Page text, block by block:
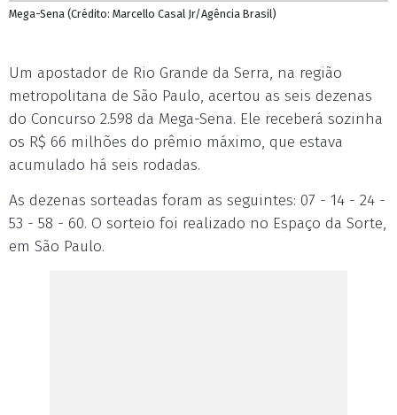
Mega-Sena (Crédito: Marcello Casal Jr/Agência Brasil)
Um apostador de Rio Grande da Serra, na região
metropolitana de São Paulo, acertou as seis dezenas
do Concurso 2.598 da Mega-Sena. Ele receberá sozinha
os R$ 66 milhões do prêmio máximo, que estava
acumulado há seis rodadas.
As dezenas sorteadas foram as seguintes: 07 - 14 - 24 -
53 - 58 - 60. O sorteio foi realizado no Espaço da Sorte,
em São Paulo.